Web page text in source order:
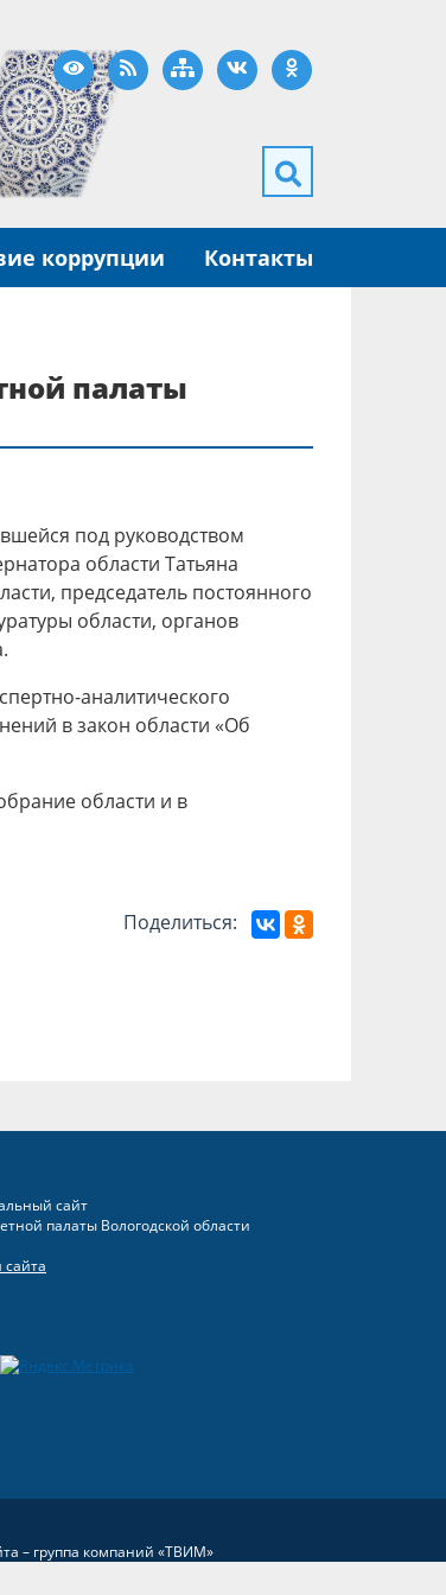
Версия для слабовидящих
RSS Карта сайта
ВКонтактеОдноклассники
коррупции Контакты
палаты
под руководством
области Татьяна
председатель постоянного
области, органов
аналитического
в закон области «Об
области и в
Поделиться:
сайт
палаты Вологодской области
сайта
– группа компаний «ТВИМ»